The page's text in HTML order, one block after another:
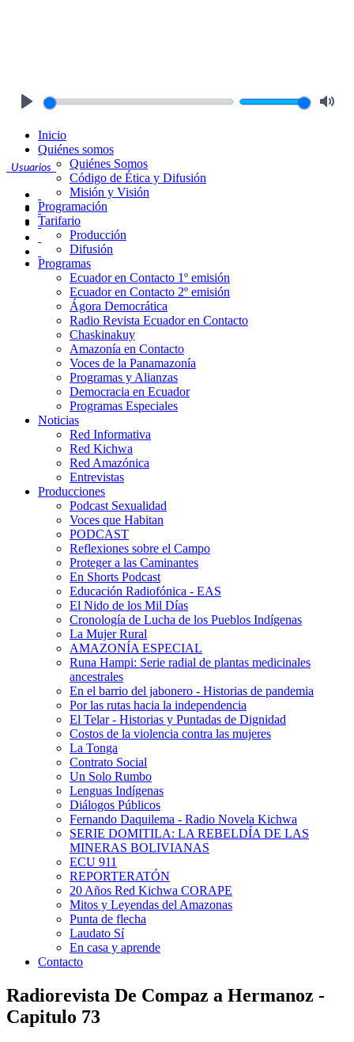
Usuarios
Inicio
Quiénes somos
Quiénes Somos
Código de Ética y Difusión
Misión y Visión
Programación
Tarifario
Producción
Difusión
Programas
Ecuador en Contacto 1º emisión
Ecuador en Contacto 2º emisión
Ágora Democrática
Radio Revista Ecuador en Contacto
Chaskinakuy
Amazonía en Contacto
Voces de la Panamazonía
Programas y Alianzas
Democracia en Ecuador
Programas Especiales
Noticias
Red Informativa
Red Kichwa
Red Amazónica
Entrevistas
Producciones
Podcast Sexualidad
Voces que Habitan
PODCAST
Reflexiones sobre el Campo
Proteger a las Caminantes
En Shorts Podcast
Educación Radiofónica - EAS
El Nido de los Mil Días
Cronología de Lucha de los Pueblos Indígenas
La Mujer Rural
AMAZONÍA ESPECIAL
Runa Hampi: Serie radial de plantas medicinales
ancestrales
En el barrio del jabonero - Historias de pandemia
Por las rutas hacia la independencia
El Telar - Historias y Puntadas de Dignidad
Costos de la violencia contra las mujeres
La Tonga
Contrato Social
Un Solo Rumbo
Lenguas Indígenas
Diálogos Públicos
Fernando Daquilema - Radio Novela Kichwa
SERIE DOMITILA: LA REBELDÍA DE LAS
MINERAS BOLIVIANAS
ECU 911
REPORTERATÓN
20 Años Red Kichwa CORAPE
Mitos y Leyendas del Amazonas
Punta de flecha
Laudato Sí
En casa y aprende
Contacto
Radiorevista De Compaz a Hermanoz -
Capitulo 73